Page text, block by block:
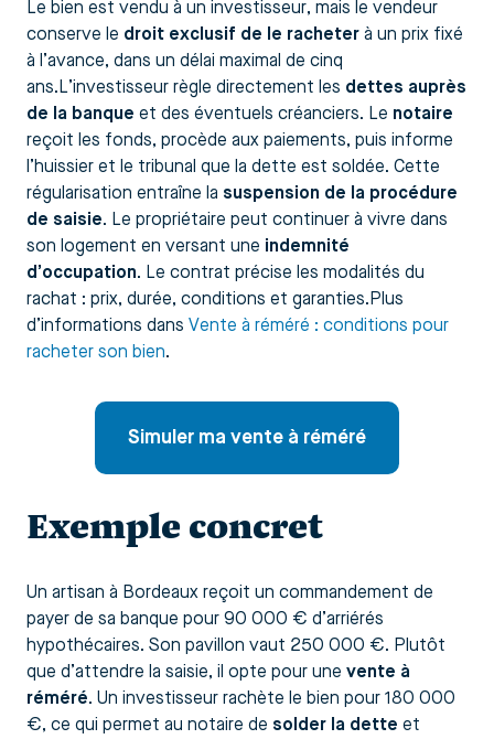
Le bien est vendu à un investisseur, mais le vendeur
conserve le droit exclusif de le racheter à un prix fixé
à l’avance, dans un délai maximal de cinq
ans.L’investisseur règle directement les dettes auprès
de la banque et des éventuels créanciers. Le notaire
reçoit les fonds, procède aux paiements, puis informe
l’huissier et le tribunal que la dette est soldée. Cette
régularisation entraîne la suspension de la procédure
de saisie. Le propriétaire peut continuer à vivre dans
son logement en versant une indemnité
d’occupation. Le contrat précise les modalités du
rachat : prix, durée, conditions et garanties.Plus
d’informations dans Vente à réméré : conditions pour
racheter son bien.
Simuler ma vente à réméré
Exemple concret
Un artisan à Bordeaux reçoit un commandement de
payer de sa banque pour 90 000 € d’arriérés
hypothécaires. Son pavillon vaut 250 000 €. Plutôt
que d’attendre la saisie, il opte pour une vente à
réméré. Un investisseur rachète le bien pour 180 000
€, ce qui permet au notaire de solder la dette et